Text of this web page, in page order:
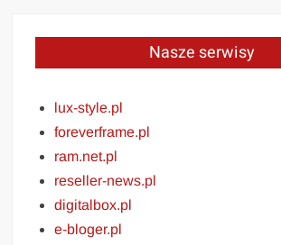
Nasze serwisy
lux-style.pl
foreverframe.pl
ram.net.pl
reseller-news.pl
digitalbox.pl
e-bloger.pl